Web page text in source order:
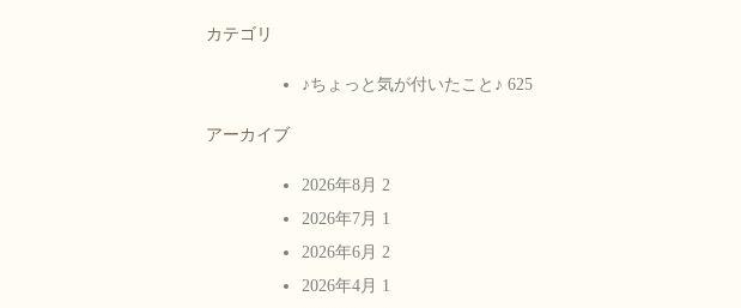
カテゴリ
♪ちょっと気が付いたこと♪ 625
アーカイブ
2026年8月 2
2026年7月 1
2026年6月 2
2026年4月 1